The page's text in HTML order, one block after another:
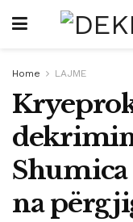
Home LAJME
Shumica
na